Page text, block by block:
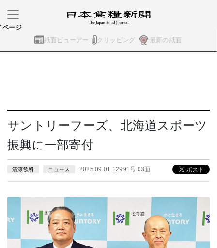
紙面ビューアー クリッピング 最新の紙面
ページ
サントリーフーズ、北海道スポーツ
振興に一部寄付
清涼飲料 ニュース 2025.09.01 12991号 03面